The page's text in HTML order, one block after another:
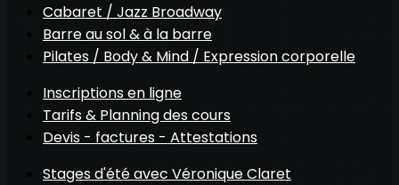
Cabaret / Jazz Broadway
Barre au sol & à la barre
Pilates / Body & Mind / Expression corporelle
Inscriptions en ligne
Tarifs & Planning des cours
Devis - factures - Attestations
Stages d'été avec Véronique Claret